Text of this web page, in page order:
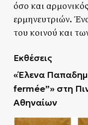
όσο και
ερμηνευτριών.
του κοινού και
Εκθέσεις
«Έλενα
fermée”» στη
Αθηναίων